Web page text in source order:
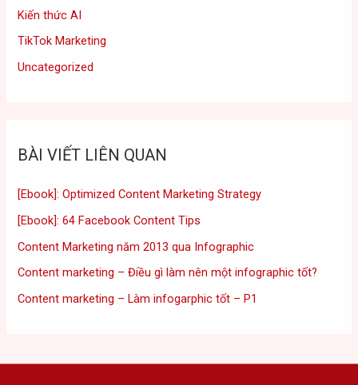
Kiến thức AI
TikTok Marketing
Uncategorized
BÀI VIẾT LIÊN QUAN
[Ebook]: Optimized Content Marketing Strategy
[Ebook]: 64 Facebook Content Tips
Content Marketing năm 2013 qua Infographic
Content marketing – Điều gì làm nên một infographic tốt?
Content marketing – Làm infogarphic tốt – P1